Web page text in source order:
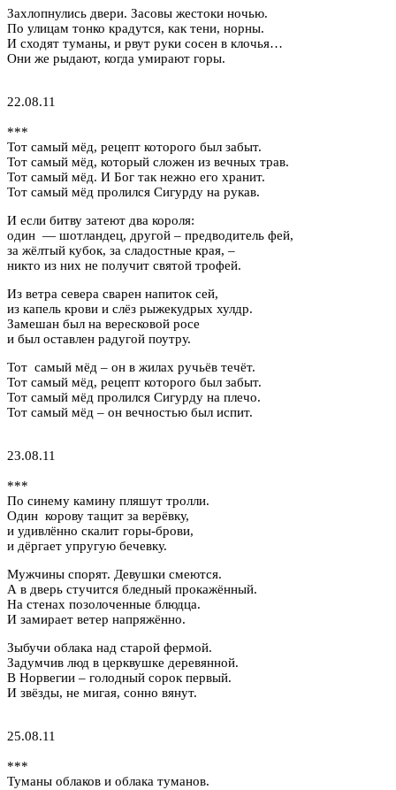
Захлопнулись двери. Засовы жестоки ночью.
По улицам тонко крадутся, как тени, норны.
И сходят туманы, и рвут руки сосен в клочья…
Они же рыдают, когда умирают горы.
22.08.11
***
Тот самый мёд, рецепт которого был забыт.
Тот самый мёд, который сложен из вечных трав.
Тот самый мёд. И Бог так нежно его хранит.
Тот самый мёд пролился Сигурду на рукав.
И если битву затеют два короля:
один — шотландец, другой – предводитель фей,
за жёлтый кубок, за сладостные края, –
никто из них не получит святой трофей.
Из ветра севера сварен напиток сей,
из капель крови и слёз рыжекудрых хулдр.
Замешан был на вересковой росе
и был оставлен радугой поутру.
Тот самый мёд – он в жилах ручьёв течёт.
Тот самый мёд, рецепт которого был забыт.
Тот самый мёд пролился Сигурду на плечо.
Тот самый мёд – он вечностью был испит.
23.08.11
***
По синему камину пляшут тролли.
Один корову тащит за верёвку,
и удивлённо скалит горы-брови,
и дёргает упругую бечевку.
Мужчины спорят. Девушки смеются.
А в дверь стучится бледный прокажённый.
На стенах позолоченные блюдца.
И замирает ветер напряжённо.
Зыбучи облака над старой фермой.
Задумчив люд в церквушке деревянной.
В Норвегии – голодный сорок первый.
И звёзды, не мигая, сонно вянут.
25.08.11
***
Туманы облаков и облака туманов.